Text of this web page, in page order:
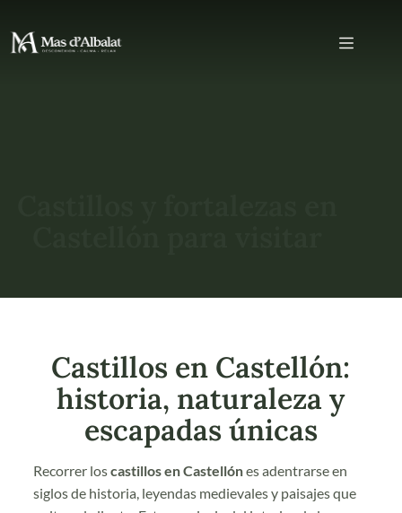
Castillos en Castellón:
historia, naturaleza y
escapadas únicas
Recorrer loscastillos en Castellónes adentrarse en
siglos de historia, leyendas medievales y paisajes que